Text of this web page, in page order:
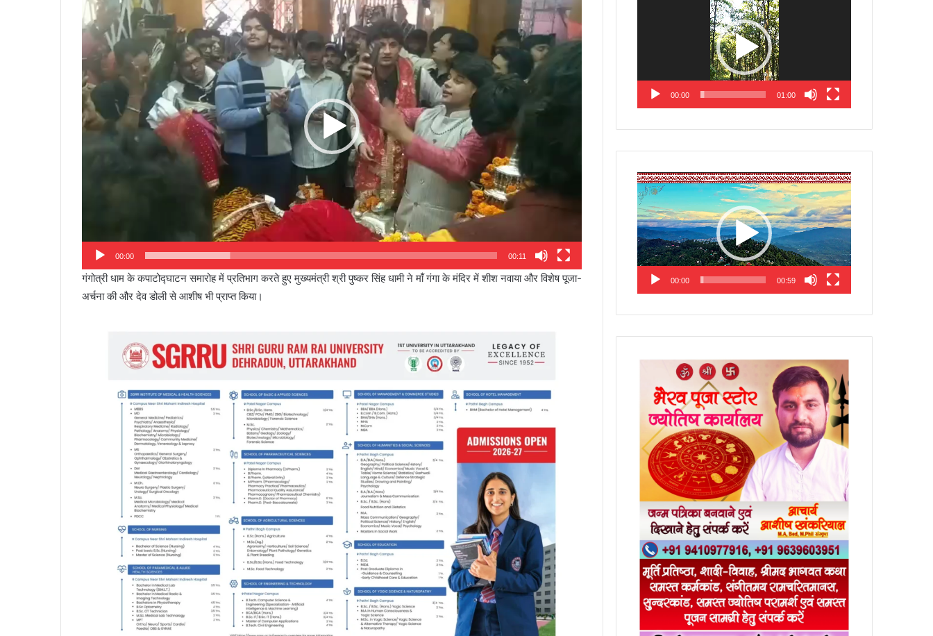
Player
00:00 00:11
गंगोत्री धाम के कपाटोद्घाटन समारोह में प्रतिभाग करते हुए मुख्यमंत्री श्री पुष्कर सिंह धामी ने मॉं गंगा के मंदिर में शीश नवाया और विशेष पूजा-
अर्चना की और देव डोली से आशीष भी प्राप्त किया।
00:00 01:00
Video
Player
00:00 00:59